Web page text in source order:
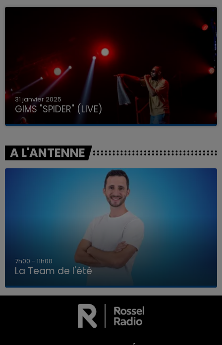
LA TEAM DE L'ÉTÉ
31 janvier 2025
GIMS "SPIDER" (LIVE)
A L'ANTENNE
7h00 - 11h00
La Team de l'été